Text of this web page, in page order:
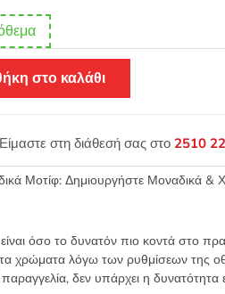
στο καλάθι
Είμαστε στη διάθεσή σας στο 2510
Μοτίφ: Δημιουργήστε Μοναδικά &
όσο το δυνατόν πιο κοντά στο
χρώματα λόγω των ρυθμίσεων της
δεν υπάρχει η δυνατότητα